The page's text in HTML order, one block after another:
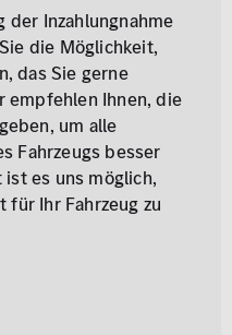
der Inzahlungnahme
die Möglichkeit,
das Sie gerne
empfehlen Ihnen, die
um alle
Fahrzeugs besser
es uns möglich,
Ihr Fahrzeug zu